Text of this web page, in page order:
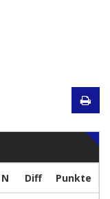
N Diff Punkte